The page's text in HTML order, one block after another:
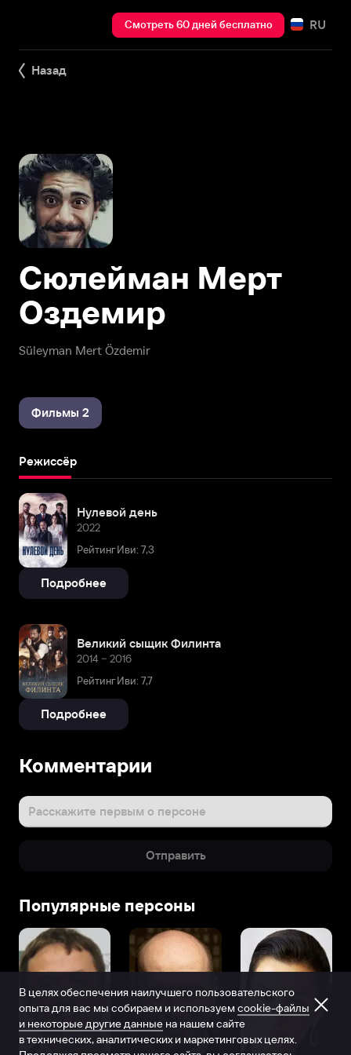
Смотреть 60 дней бесплатно RU
Назад
Süleyman Mert Özdemir
Сюлейман Мерт
Оздемир
Фильмы 2
Режиссёр
Нулевой день
2022
Рейтинг Иви: 7,3
Подробнее
Великий сыщик Филинта
2014 – 2016
Рейтинг Иви: 7,7
Подробнее
Комментарии
Расскажите первым о персоне
Отправить
Популярные персоны
В целях обеспечения наилучшего пользовательского
опыта для вас мы собираем и используем cookie-файлы
и некоторые другие данные на нашем сайте
в технических, аналитических и маркетинговых целях.